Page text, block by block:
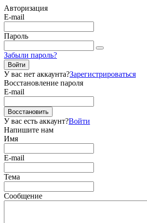
Авторизация
E-mail
Пароль
Забыли пароль?
Войти
У вас нет аккаунта?Зарегистрироваться
Восстановление пароля
E-mail
Восстановить
У вас есть аккаунт?Войти
Напишите нам
Имя
E-mail
Тема
Сообщение